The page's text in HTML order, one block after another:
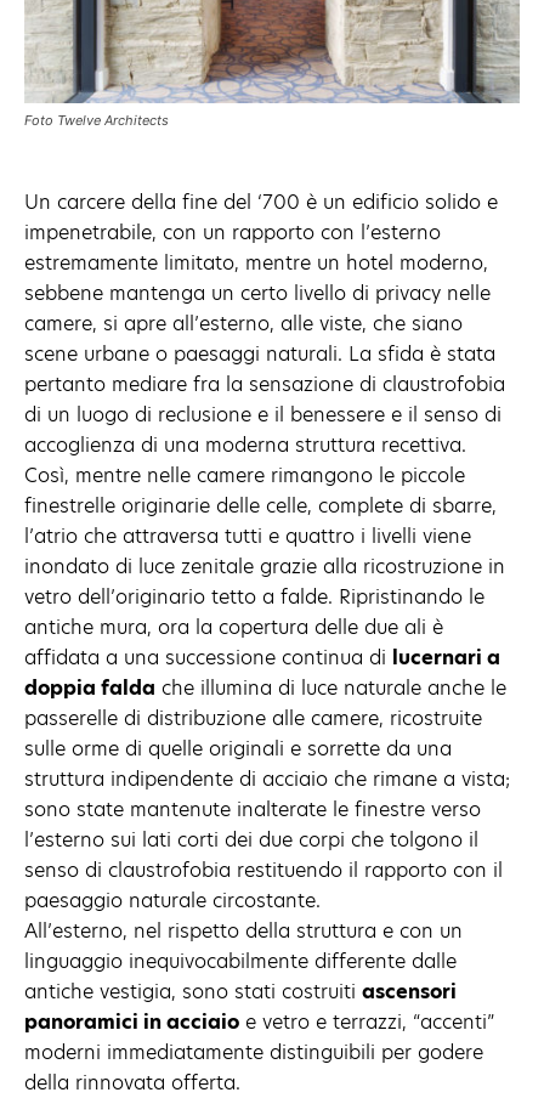
Foto Twelve Architects
Un carcere della fine del ‘700 è un edificio solido e
impenetrabile, con un rapporto con l’esterno
estremamente limitato, mentre un hotel moderno,
sebbene mantenga un certo livello di privacy nelle
camere, si apre all’esterno, alle viste, che siano
scene urbane o paesaggi naturali. La sfida è stata
pertanto mediare fra la sensazione di claustrofobia
di un luogo di reclusione e il benessere e il senso di
accoglienza di una moderna struttura recettiva.
Così, mentre nelle camere rimangono le piccole
finestrelle originarie delle celle, complete di sbarre,
l’atrio che attraversa tutti e quattro i livelli viene
inondato di luce zenitale grazie alla ricostruzione in
vetro dell’originario tetto a falde. Ripristinando le
antiche mura, ora la copertura delle due ali è
affidata a una successione continua di lucernari a
doppia falda che illumina di luce naturale anche le
passerelle di distribuzione alle camere, ricostruite
sulle orme di quelle originali e sorrette da una
struttura indipendente di acciaio che rimane a vista;
sono state mantenute inalterate le finestre verso
l’esterno sui lati corti dei due corpi che tolgono il
senso di claustrofobia restituendo il rapporto con il
paesaggio naturale circostante.
All’esterno, nel rispetto della struttura e con un
linguaggio inequivocabilmente differente dalle
antiche vestigia, sono stati costruiti ascensori
panoramici in acciaio e vetro e terrazzi, “accenti”
moderni immediatamente distinguibili per godere
della rinnovata offerta.